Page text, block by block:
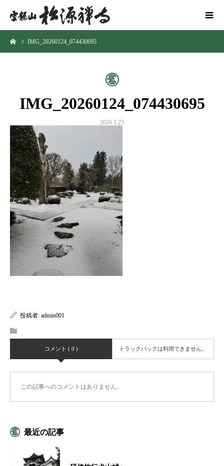
IMG_20260124_074430695
IMG_20260124_074430695
2026.1.25
投稿者: admin001
コメント ( 0 ) トラックバックは利用できません。
この記事へのコメントはありません。
最近の記事